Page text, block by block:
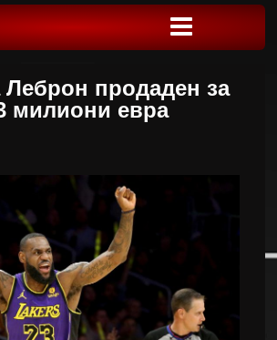
Леброн продаден за
милиони евра